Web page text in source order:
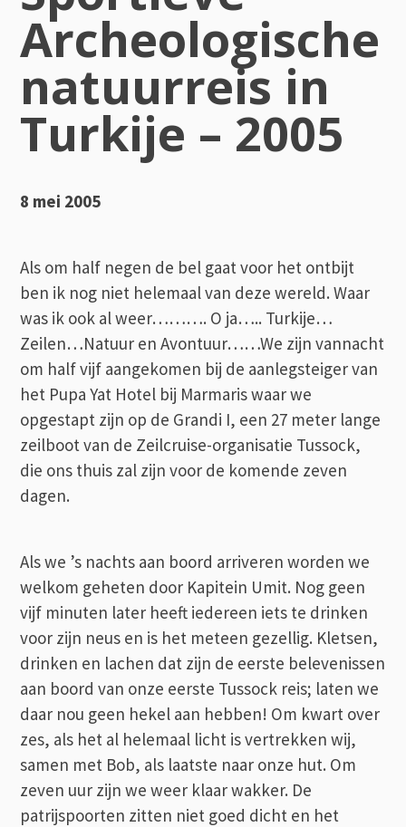
Archeologische
natuurreis in
Turkije – 2005
8 mei 2005
Als om half negen de bel gaat voor het ontbijt
ben ik nog niet helemaal van deze wereld. Waar
was ik ook al weer………. O ja….. Turkije…
Zeilen…Natuur en Avontuur……We zijn vannacht
om half vijf aangekomen bij de aanlegsteiger van
het Pupa Yat Hotel bij Marmaris waar we
opgestapt zijn op de Grandi I, een 27 meter lange
zeilboot van de Zeilcruise-organisatie Tussock,
die ons thuis zal zijn voor de komende zeven
dagen.
Als we ’s nachts aan boord arriveren worden we
welkom geheten door Kapitein Umit. Nog geen
vijf minuten later heeft iedereen iets te drinken
voor zijn neus en is het meteen gezellig. Kletsen,
drinken en lachen dat zijn de eerste belevenissen
aan boord van onze eerste Tussock reis; laten we
daar nou geen hekel aan hebben! Om kwart over
zes, als het al helemaal licht is vertrekken wij,
samen met Bob, als laatste naar onze hut. Om
zeven uur zijn we weer klaar wakker. De
patrijspoorten zitten niet goed dicht en het